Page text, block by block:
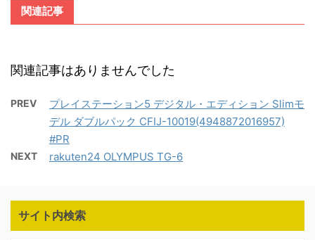
関連記事
関連記事はありませんでした
PREV
プレイステーション5 デジタル・エディション Slimモ
デル ダブルパック CFIJ-10019(4948872016957)
#PR
NEXT rakuten24 OLYMPUS TG-6
サイト内検索